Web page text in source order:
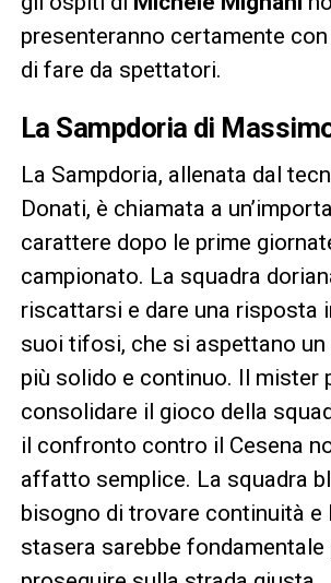
presenteranno certamente con
di fare da spettatori.
La Sampdoria di
La Sampdoria, allenata dal
Donati, è chiamata a
carattere dopo le prime
campionato. La squadra
riscattarsi e dare una risposta
suoi tifosi, che si aspettano un
più solido e continuo. Il mister
consolidare il gioco della
il confronto contro il Cesena
affatto semplice. La squadra
bisogno di trovare continuità e
stasera sarebbe fondamentale